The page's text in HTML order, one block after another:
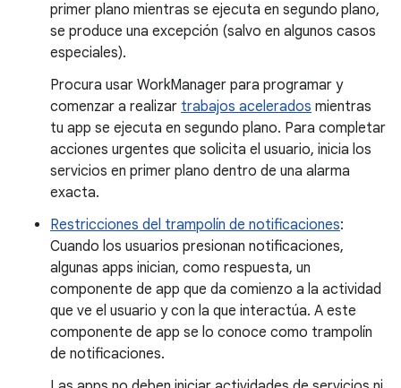
primer plano mientras se ejecuta en segundo plano,
se produce una excepción (salvo en algunos casos
especiales).
Procura usar WorkManager para programar y
comenzar a realizar trabajos acelerados mientras
tu app se ejecuta en segundo plano. Para completar
acciones urgentes que solicita el usuario, inicia los
servicios en primer plano dentro de una alarma
exacta.
Restricciones del trampolín de notificaciones:
Cuando los usuarios presionan notificaciones,
algunas apps inician, como respuesta, un
componente de app que da comienzo a la actividad
que ve el usuario y con la que interactúa. A este
componente de app se lo conoce como trampolín
de notificaciones.